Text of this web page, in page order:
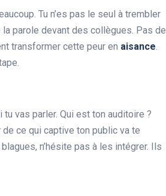
Tu n’es pas le seul à trembler
parole devant des collègues. Pas de
transformer cette peur en aisance.
vas parler. Qui est ton auditoire ?
ce qui captive ton public va te
n’hésite pas à les intégrer. Ils
Formation en Ligne